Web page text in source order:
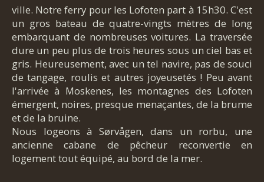
ville. Notre ferry pour les Lofoten part à 15h30. C'est
un gros bateau de quatre-vingts mètres de long
embarquant de nombreuses voitures. La traversée
dure un peu plus de trois heures sous un ciel bas et
gris. Heureusement, avec un tel navire, pas de souci
de tangage, roulis et autres joyeusetés ! Peu avant
l'arrivée à Moskenes, les montagnes des Lofoten
émergent, noires, presque menaçantes, de la brume
et de la bruine.
Nous logeons à Sørvågen, dans un rorbu, une
ancienne cabane de pêcheur reconvertie en
logement tout équipé, au bord de la mer.